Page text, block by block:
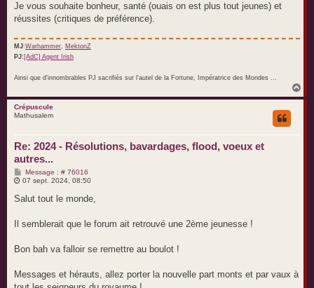
Je vous souhaite bonheur, santé (ouais on est plus tout jeunes) et
réussites (critiques de préférence).
MJ:Warhammer
MektonZ
PJ: [AdC] Agent Irish
Ainsi que d'innombrables PJ sacrifiés sur l'autel de la Fortune, Impératrice des Mondes ...
a
Crépuscule
Mathusalem
Re: 2024 - Résolutions, bavardages, flood, voeux et
autres...
Message : # 76016M
e
s
e
07 sept. 2024, 08:50
Salut tout le monde,
Il semblerait que le forum ait retrouvé une 2ème jeunesse !
Bon bah va falloir se remettre au boulot !
Messages et hérauts, allez porter la nouvelle part monts et par vaux à